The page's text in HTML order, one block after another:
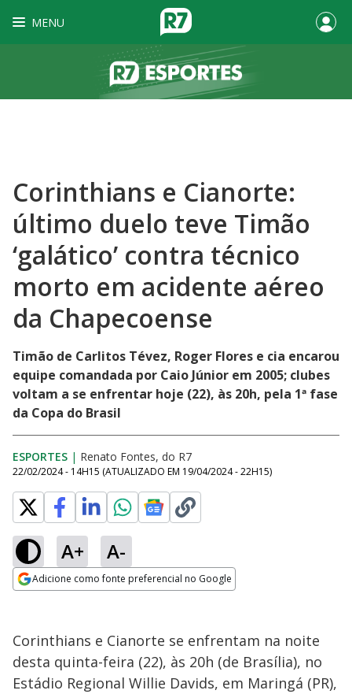
MENU
Corinthians e Cianorte:
último duelo teve Timão
‘galático’ contra técnico
morto em acidente aéreo
da Chapecoense
Timão de Carlitos Tévez, Roger Flores e cia encarou
equipe comandada por Caio Júnior em 2005; clubes
voltam a se enfrentar hoje (22), às 20h, pela 1ª fase
da Copa do Brasil
ESPORTES | Renato Fontes, do R7
22/02/2024 - 14H15 (ATUALIZADO EM 19/04/2024 - 22H15)
A+ A-
Adicione como fonte preferencial no Google
Corinthians e Cianorte se enfrentam na noite
desta quinta-feira (22), às 20h (de Brasília), no
Estádio Regional Willie Davids, em Maringá (PR),